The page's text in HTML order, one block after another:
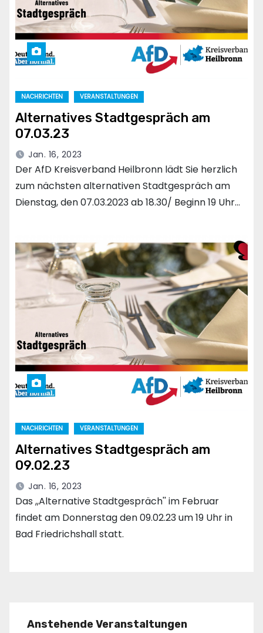
NACHRICHTEN VERANSTALTUNGEN
Alternatives Stadtgespräch am
07.03.23
Jan. 16, 2023
Der AfD Kreisverband Heilbronn lädt Sie herzlich
zum nächsten alternativen Stadtgespräch am
Dienstag, den 07.03.2023 ab 18.30/ Beginn 19 Uhr…
NACHRICHTEN VERANSTALTUNGEN
Alternatives Stadtgespräch am
09.02.23
Jan. 16, 2023
Das ,,Alternative Stadtgespräch'' im Februar
findet am Donnerstag den 09.02.23 um 19 Uhr in
Bad Friedrichshall statt.
Anstehende Veranstaltungen